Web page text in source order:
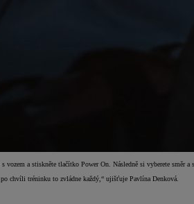
a stiskněte tlačítko Power On. Následně si vyberete směr
chvíli tréninku to zvládne každý,“ ujišťuje Pavlína Denková.